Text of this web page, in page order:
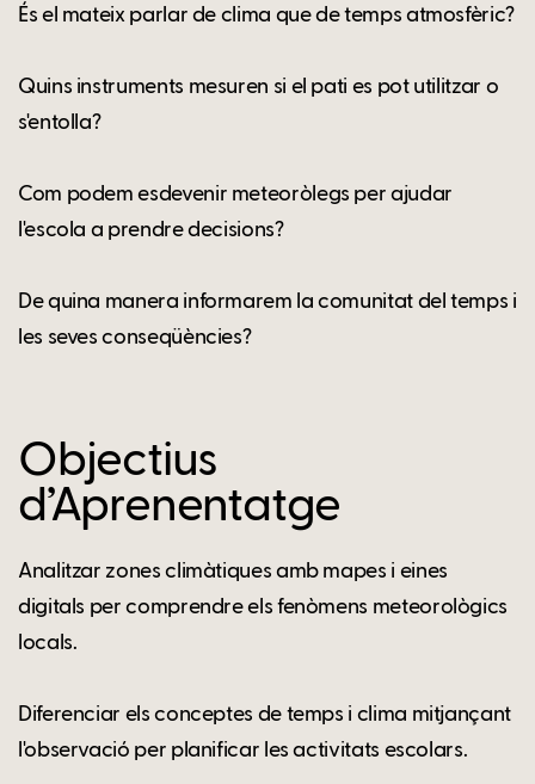
És el mateix parlar de clima que de temps atmosfèric?
Quins instruments mesuren si el pati es pot utilitzar o
s'entolla?
Com podem esdevenir meteoròlegs per ajudar
l'escola a prendre decisions?
De quina manera informarem la comunitat del temps i
les seves conseqüències?
Objectius
d’Aprenentatge
Analitzar zones climàtiques amb mapes i eines
digitals per comprendre els fenòmens meteorològics
locals.
Diferenciar els conceptes de temps i clima mitjançant
l'observació per planificar les activitats escolars.